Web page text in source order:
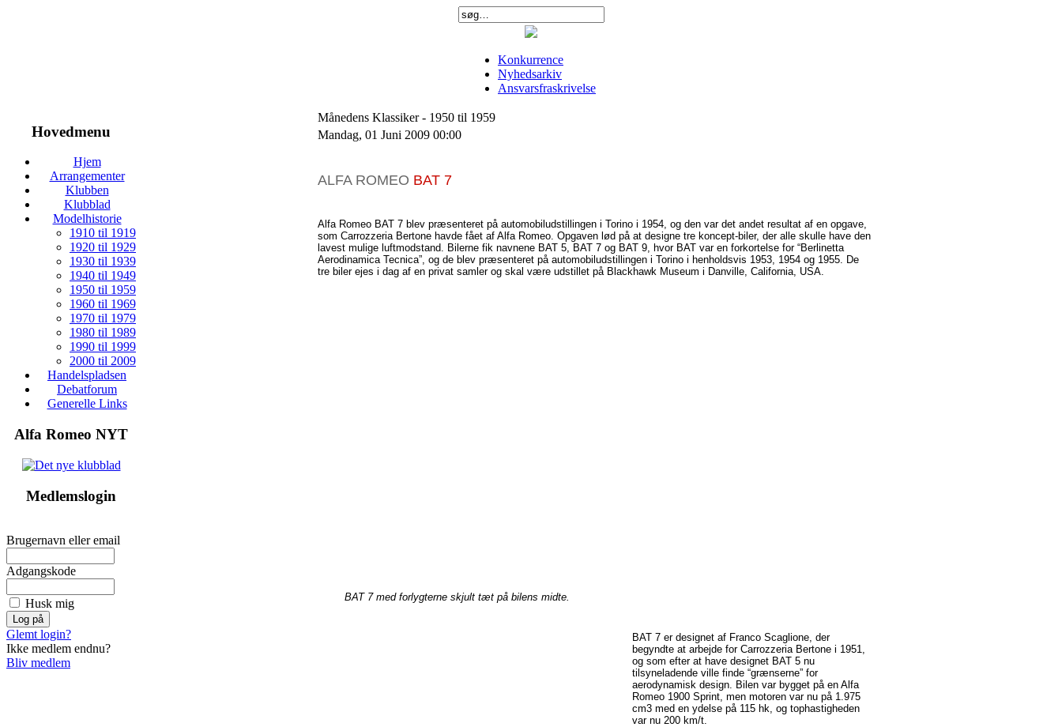
Konkurrence
Nyhedsarkiv
Ansvarsfraskrivelse
Hovedmenu
Hjem
Arrangementer
Klubben
Klubblad
Modelhistorie
1910 til 1919
1920 til 1929
1930 til 1939
1940 til 1949
1950 til 1959
1960 til 1969
1970 til 1979
1980 til 1989
1990 til 1999
2000 til 2009
Handelspladsen
Debatforum
Generelle Links
Alfa Romeo NYT
Medlemslogin
Brugernavn eller email
Adgangskode
Husk mig
Glemt login?
Ikke medlem endnu?
Bliv medlem
Månedens Klassiker - 1950 til 1959
Mandag, 01 Juni 2009 00:00
ALFA ROMEO BAT 7
Alfa Romeo BAT 7 blev præsenteret på automobiludstillingen i Torino i 1954, og den var det andet resultat af en opgave,
som Carrozzeria Bertone havde fået af Alfa Romeo. Opgaven lød påat designe tre koncept-biler, der alle skulle have den
lavest mulige luftmodstand. Bilerne fik navnene BAT 5, BAT 7 og BAT 9, hvorBAT varen forkortelse for “Berlinetta
Aerodinamica Tecnica”, og de blev præsenteret på automobiludstillingen i Torino i henholdsvis 1953, 1954 og 1955. De
tre biler ejes i dag af en privat samler og skal være udstillet påBlackhawk Museum i Danville, California, USA.
BAT 7 med forlygterne skjult tæt på bilens midte.
BAT 7 er designet af Franco Scaglione, der
begyndte at arbejde for Carrozzeria Bertone i 1951,
og som efterat have designet BAT 5 nu
tilsyneladende ville finde “grænserne” for
aerodynamisk design. Bilen var bygget påen Alfa
Romeo 1900 Sprint, men motoren varnu på1.975
cm3 med en ydelse på115 hk, og tophastigheden
varnu 200 km/t.